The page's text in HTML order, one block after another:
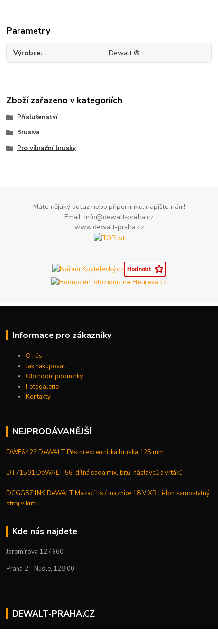
Parametry
Výrobce Dewalt ®
Zboží zařazeno v kategoriích
Příslušenství
Brusiva
Pro vibrační brusky
Máte nějaký dotaz nebo připomínku, napište nám!
Email: info@dewalt-praha.cz
www.dewalt-praha.cz
Informace pro zákazníky
O nás
Jak nakupovat
Obchodní podmínky
Fotogalerie
Kontakty
NEJPRODÁVANĚJŠÍ
DWE6423 DeWALT Pěstní excentrická bruska 125 mm
DT71501 DeWALT 56-dílná sada mix, bitů, nástavců a vrtáků
DCGG571NK DeWALT Mazací lis / maznice 18 V XR Li-Ion samostatný
stroj v kufru
Kde nás najdete
Jaromírova 12 / 660
Praha 2 - Nusle, 128 00
DEWALT-PRAHA.CZ